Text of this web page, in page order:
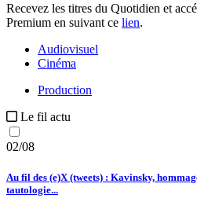
Recevez les titres du Quotidien et
Premium en suivant ce lien.
Audiovisuel
Cinéma
Production
Le fil actu
02/08
Au fil des (e)X (tweets) : Kavinsky,
tautologie...